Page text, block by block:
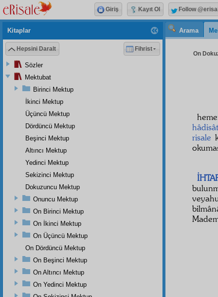
Arama
On
risale
Kitaplar
Hepsini Daralt Fihrist
Sözler
Mektubat
Birinci Mektup
İkinci Mektup
Üçüncü Mektup
Dördüncü Mektup
Beşinci Mektup
Altıncı Mektup
Yedinci Mektup
Sekizinci Mektup
Dokuzuncu Mektup
Onuncu Mektup
On Birinci Mektup
On İkinci Mektup
On Üçüncü Mektup
On Dördüncü Mektup
On Beşinci Mektup
On Altıncı Mektup
On Yedinci Mektup
Giriş Kayıt Ol Follow